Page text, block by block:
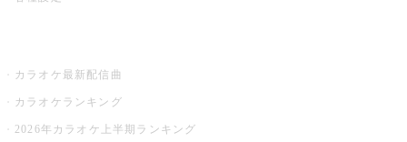
カラオケ最新配信曲
カラオケランキング
2026年カラオケ上半期ランキング